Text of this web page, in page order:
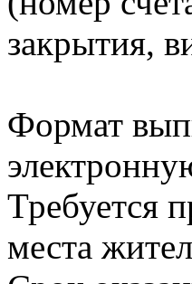
закрытия,
Формат
Требуется
места